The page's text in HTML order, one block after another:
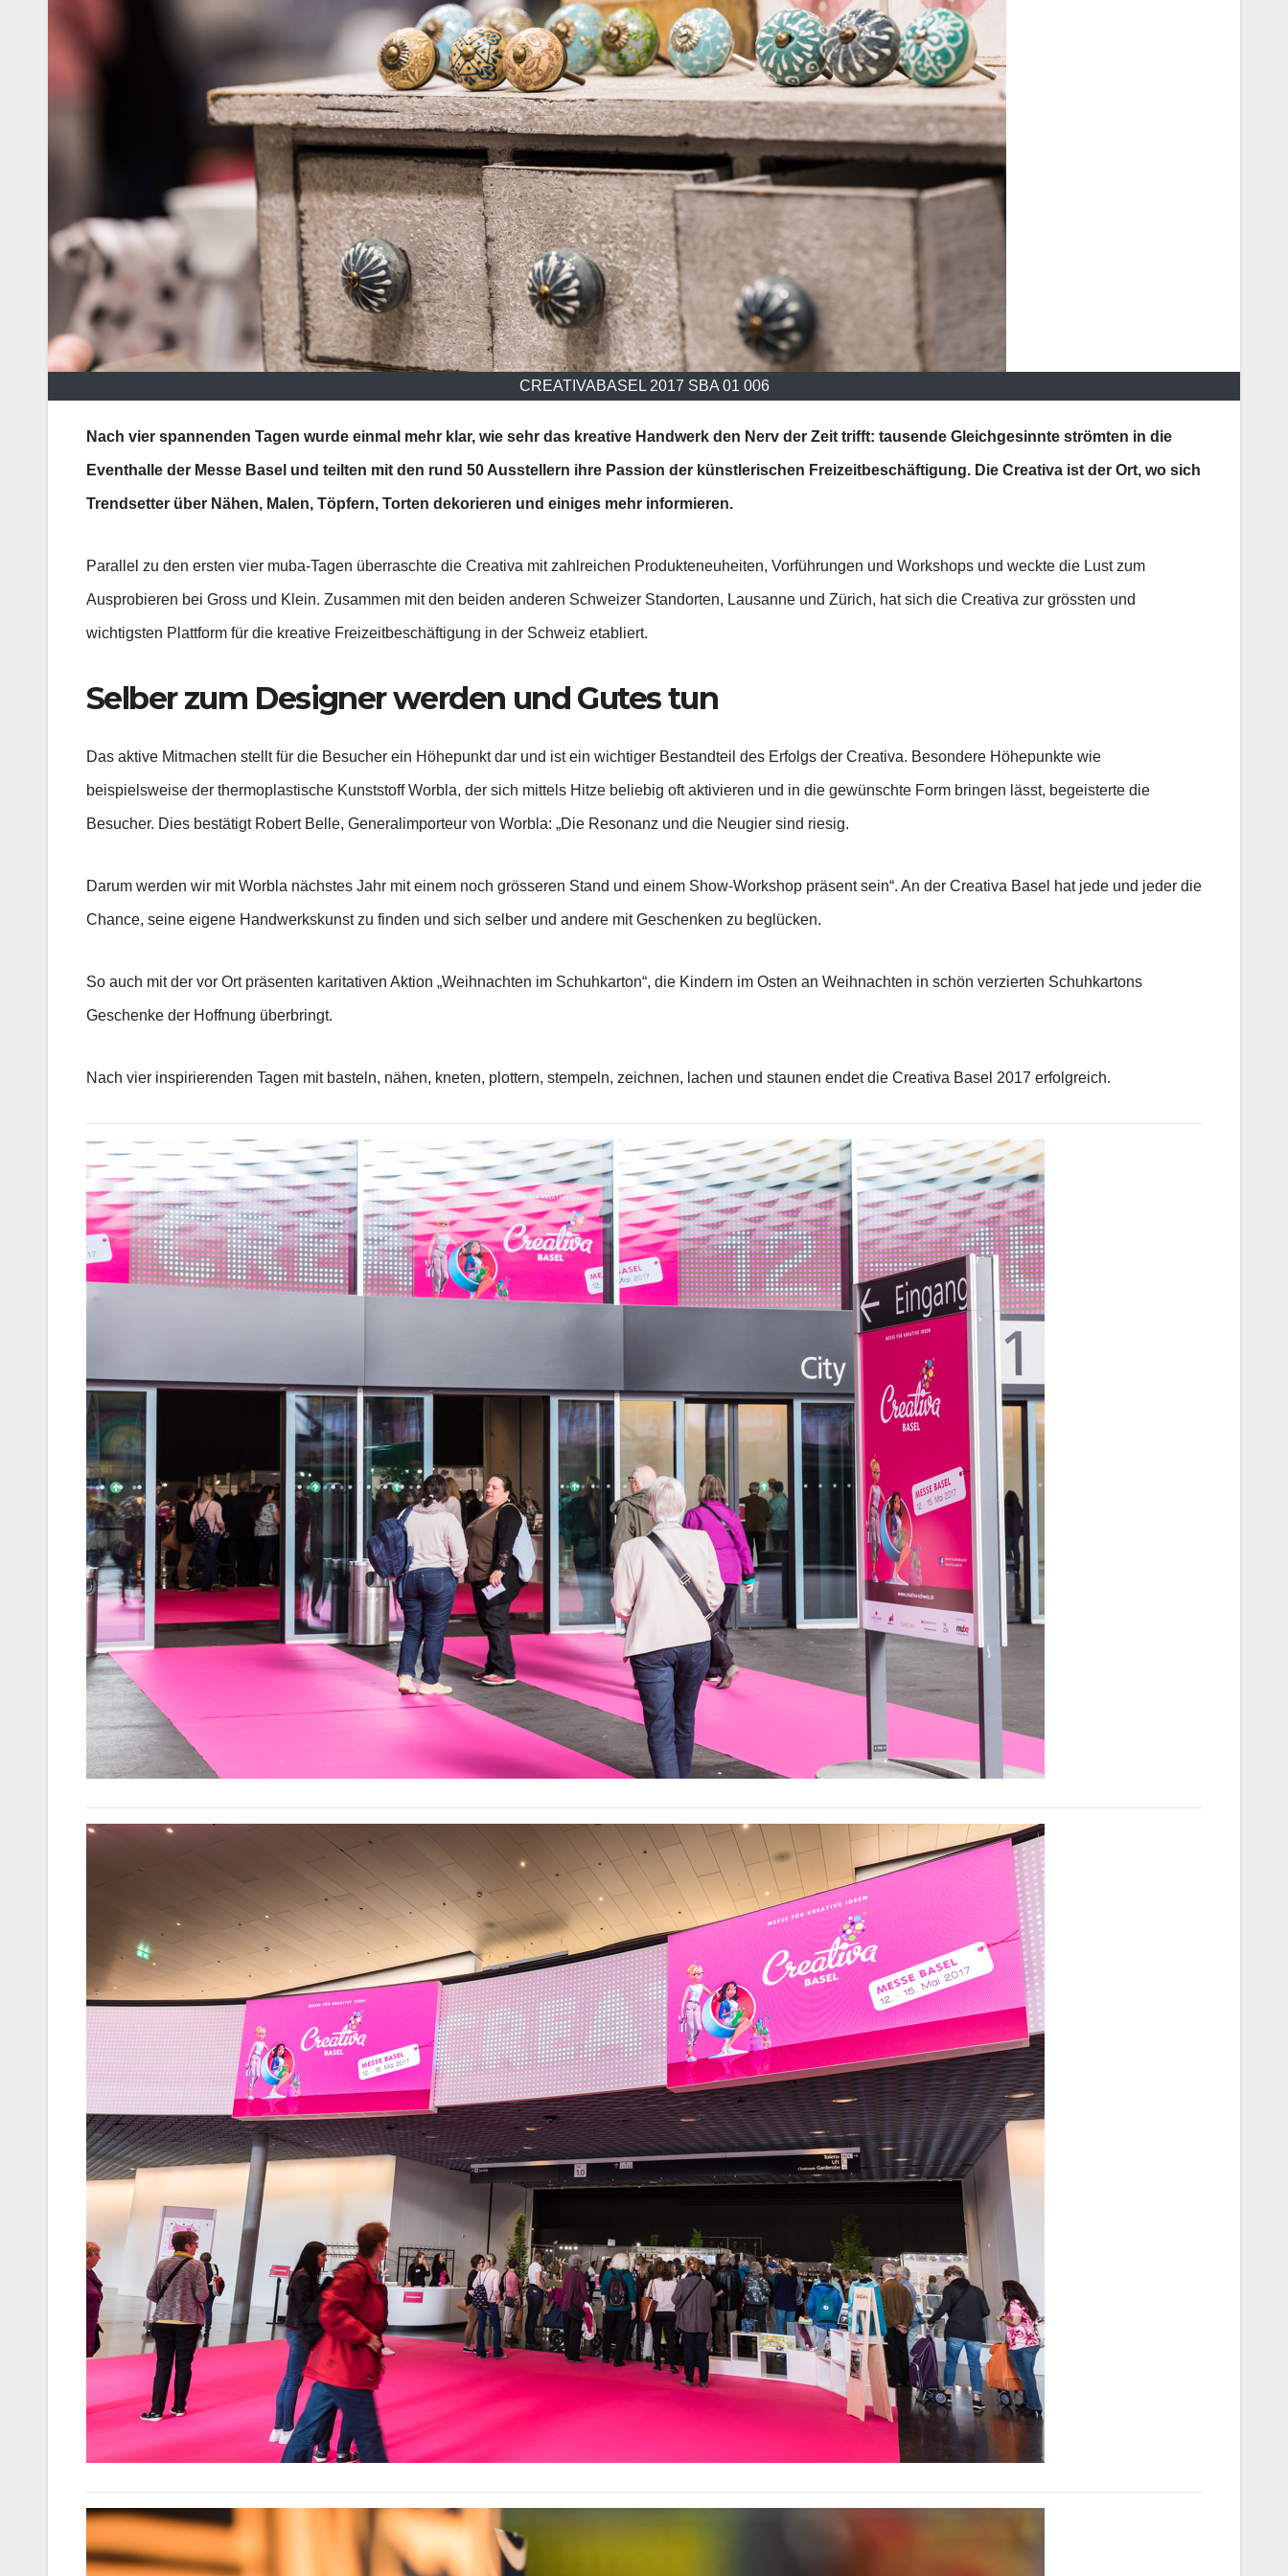
CREATIVABASEL 2017 SBA 01 006
Nach vier spannenden Tagen wurde einmal mehr klar, wie sehr das kreative Handwerk den Nerv der Zeit trifft: tausende Gleichgesinnte strömten in die
Eventhalle der Messe Basel und teilten mit den rund 50 Ausstellern ihre Passion der künstlerischen Freizeitbeschäftigung. Die Creativa ist der Ort, wo sich
Trendsetter über Nähen, Malen, Töpfern, Torten dekorieren und einiges mehr informieren.
Parallel zu den ersten vier muba-Tagen überraschte die Creativa mit zahlreichen Produkteneuheiten, Vorführungen und Workshops und weckte die Lust zum
Ausprobieren bei Gross und Klein. Zusammen mit den beiden anderen Schweizer Standorten, Lausanne und Zürich, hat sich die Creativa zur grössten und
wichtigsten Plattform für die kreative Freizeitbeschäftigung in der Schweiz etabliert.
Selber zum Designer werden und Gutes tun
Das aktive Mitmachen stellt für die Besucher ein Höhepunkt dar und ist ein wichtiger Bestandteil des Erfolgs der Creativa. Besondere Höhepunkte wie
beispielsweise der thermoplastische Kunststoff Worbla, der sich mittels Hitze beliebig oft aktivieren und in die gewünschte Form bringen lässt, begeisterte die
Besucher. Dies bestätigt Robert Belle, Generalimporteur von Worbla: „Die Resonanz und die Neugier sind riesig.
Darum werden wir mit Worbla nächstes Jahr mit einem noch grösseren Stand und einem Show-Workshop präsent sein“. An der Creativa Basel hat jede und jeder die
Chance, seine eigene Handwerkskunst zu finden und sich selber und andere mit Geschenken zu beglücken.
So auch mit der vor Ort präsenten karitativen Aktion „Weihnachten im Schuhkarton“, die Kindern im Osten an Weihnachten in schön verzierten Schuhkartons
Geschenke der Hoffnung überbringt.
Nach vier inspirierenden Tagen mit basteln, nähen, kneten, plottern, stempeln, zeichnen, lachen und staunen endet die Creativa Basel 2017 erfolgreich.